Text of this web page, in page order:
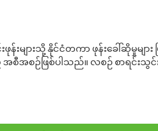
ဖုန်းများသို့ နိုင်ငံတကာ ဖုန်းခေါ်ဆိုမှု
အစဉ်ဖြစ်ပါသည်။ လစဉ် စာရင်းသွ